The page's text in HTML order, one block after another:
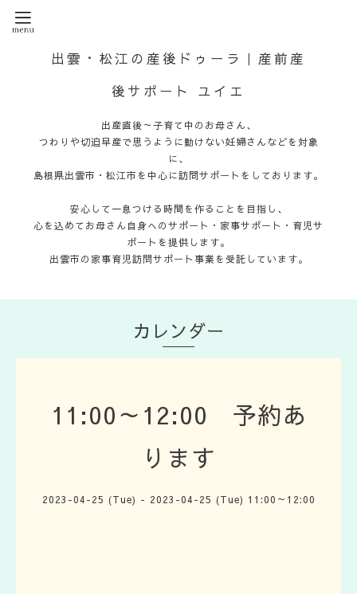
出雲・松江の産後ドゥーラ｜産前産
後サポート ユイエ
出産直後～子育て中のお母さん、
つわりや切迫早産で思うように動けない妊婦さんなどを対象
に、
島根県出雲市・松江市を中心に訪問サポートをしております。
安心して一息つける時間を作ることを目指し、
心を込めてお母さん自身へのサポート・家事サポート・育児サ
ポートを提供します。
出雲市の家事育児訪問サポート事業を受託しています。
カレンダー
11:00～12:00 予約あ
ります
2023-04-25 (Tue) - 2023-04-25 (Tue) 11:00～12:00